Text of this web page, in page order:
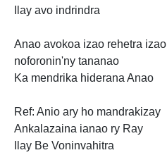
Ilay avo indrindra
Anao avokoa izao rehetra izao
noforonin'ny tananao
Ka mendrika hiderana Anao
Ref: Anio ary ho mandrakizay
Ankalazaina ianao ry Ray
Ilay Be Voninvahitra